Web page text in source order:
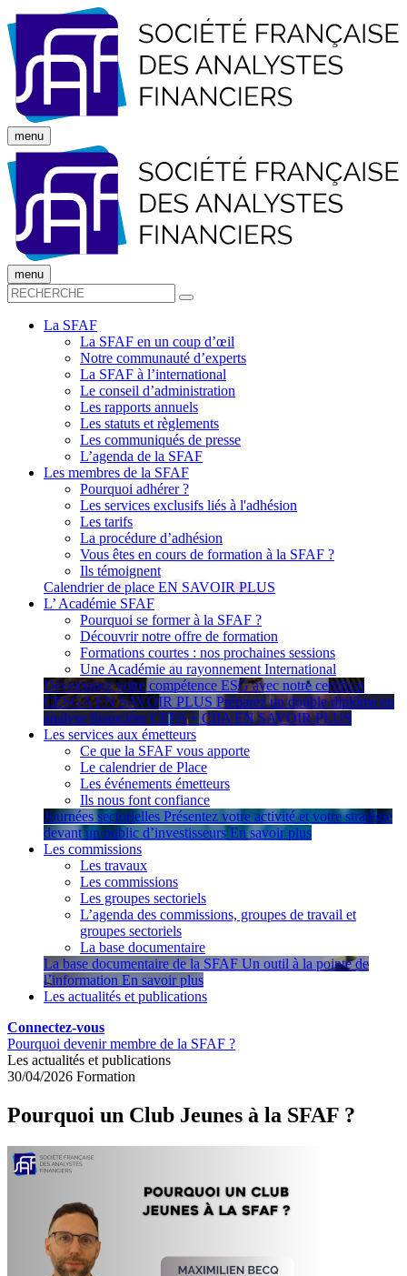
menu
menu
La SFAF
La SFAF en un coup d’œil
Notre communauté d’experts
La SFAF à l’international
Le conseil d’administration
Les rapports annuels
Les statuts et règlements
Les communiqués de presse
L’agenda de la SFAF
Les membres de la SFAF
Pourquoi adhérer ?
Les services exclusifs liés à l'adhésion
Les tarifs
La procédure d’adhésion
Vous êtes en cours de formation à la SFAF ?
Ils témoignent
Calendrier de place EN SAVOIR PLUS
L’ Académie SFAF
Pourquoi se former à la SFAF ?
Découvrir notre offre de formation
Formations courtes : nos prochaines sessions
Une Académie au rayonnement International
Développez votre compétence ESG avec notre certificat
CESGA EN SAVOIR PLUS Préparez un double diplôme en
analyse financière CEFA + CIIA EN SAVOIR PLUS
Les services aux émetteurs
Ce que la SFAF vous apporte
Le calendrier de Place
Les événements émetteurs
Ils nous font confiance
Journées sectorielles Présentez votre activité et votre stratégie
devant un public d’investisseurs En savoir plus
Les commissions
Les travaux
Les commissions
Les groupes sectoriels
L’agenda des commissions, groupes de travail et
groupes sectoriels
La base documentaire
La base documentaire de la SFAF Un outil à la pointe de
l’information En savoir plus
Les actualités et publications
Connectez-vous
Pourquoi devenir membre de la SFAF ?
Les actualités et publications
30/04/2026 Formation
Pourquoi un Club Jeunes à la SFAF ?